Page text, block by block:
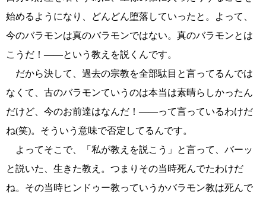
始めるようになり、どんどん堕落していったと。よって、
今のバラモンは真のバラモンではない。真のバラモンとは
こうだ！――という教えを説くんです。
だから決して、過去の宗教を全部駄目と言ってるんでは
なくて、古のバラモンていうのは本当は素晴らしかったん
だけど、今のお前達はなんだ！――って言っているわけだ
ね(笑)。そういう意味で否定してるんです。
よってそこで、「私が教えを説こう」と言って、バーッ
と説いた、生きた教え。つまりその当時死んでたわけだ
ね。その当時ヒンドゥー教っていうかバラモン教は死んで